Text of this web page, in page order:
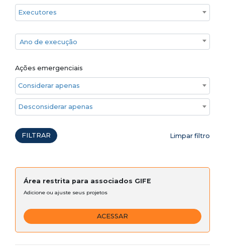
Executores
Ano de execução
Ano de execução
Ações emergenciais
Considerar apenas ações emergenciais
Desconsiderar apenas ações emergenciais
FILTRAR Limpar filtro
Área restrita para associados GIFE
Adicione ou ajuste seus projetos
ACESSAR